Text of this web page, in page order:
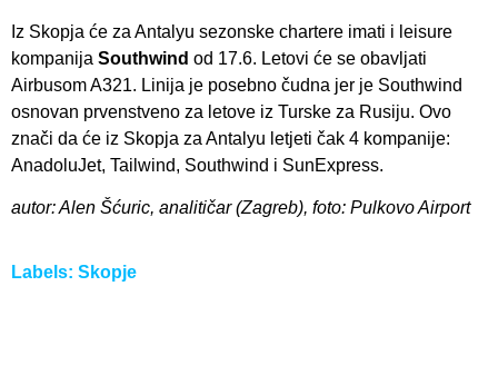
Iz Skopja će za Antalyu sezonske chartere imati i leisure
kompanija Southwind od 17.6. Letovi će se obavljati
Airbusom A321. Linija je posebno čudna jer je Southwind
osnovan prvenstveno za letove iz Turske za Rusiju. Ovo
znači da će iz Skopja za Antalyu letjeti čak 4 kompanije:
AnadoluJet, Tailwind, Southwind i SunExpress.
autor: Alen Šćuric, analitičar (Zagreb), foto: Pulkovo Airport
Labels: Skopje